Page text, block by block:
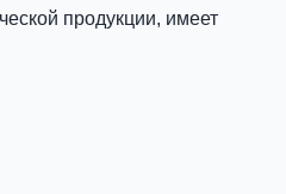
продукции, имеет